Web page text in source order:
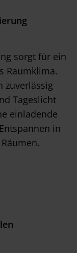
sorgt für ein
Raumklima.
zuverlässig
Tageslicht
einladende
in